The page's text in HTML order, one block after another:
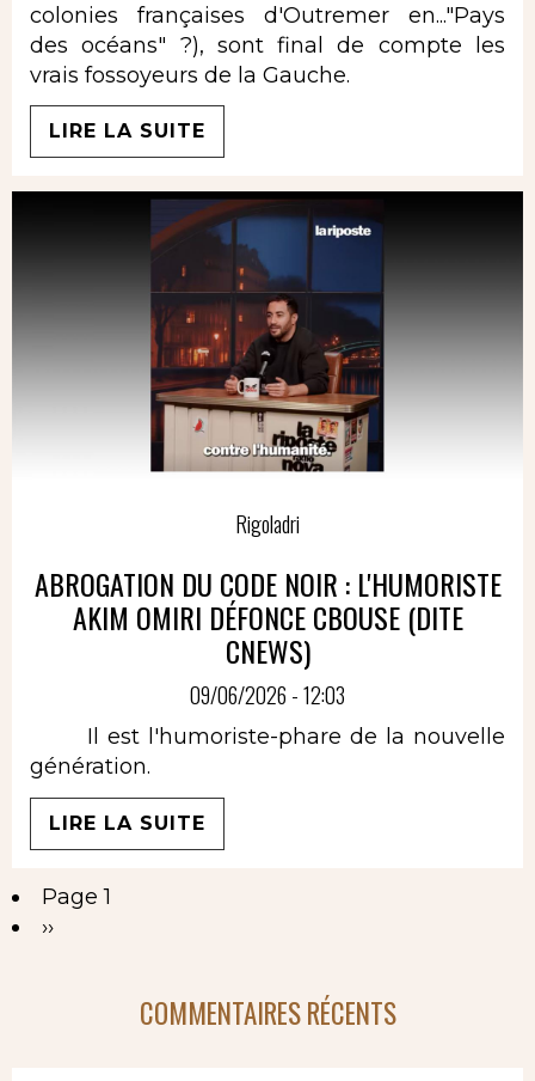
colonies françaises d'Outremer en..."Pays
des océans" ?), sont final de compte les
vrais fossoyeurs de la Gauche.
LIRE LA SUITE
Rigoladri
ABROGATION DU CODE NOIR : L'HUMORISTE
AKIM OMIRI DÉFONCE CBOUSE (DITE
CNEWS)
09/06/2026 - 12:03
Il est l'humoriste-phare de la nouvelle
génération.
LIRE LA SUITE
Pagination
Page 1
Page
››
COMMENTAIRES RÉCENTS